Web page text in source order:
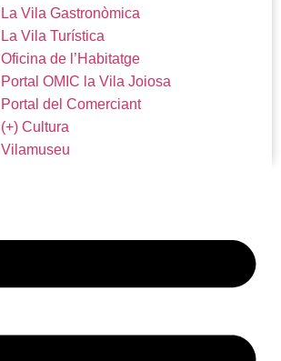
La Vila Gastronòmica
La Vila Turística
Oficina de l’Habitatge
Portal OMIC la Vila Joiosa
Portal del Comerciant
(+) Cultura
Vilamuseu